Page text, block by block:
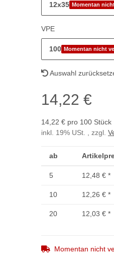
12x35 Momentan
VPE
100 Momentan nicht
Auswahl
14,22 €
14,22 € pro 100 Stück
inkl. 19% USt. , zzgl.
ab
5 12,48 € *
10 12,26 € *
20 12,03 € *
Momentan nicht